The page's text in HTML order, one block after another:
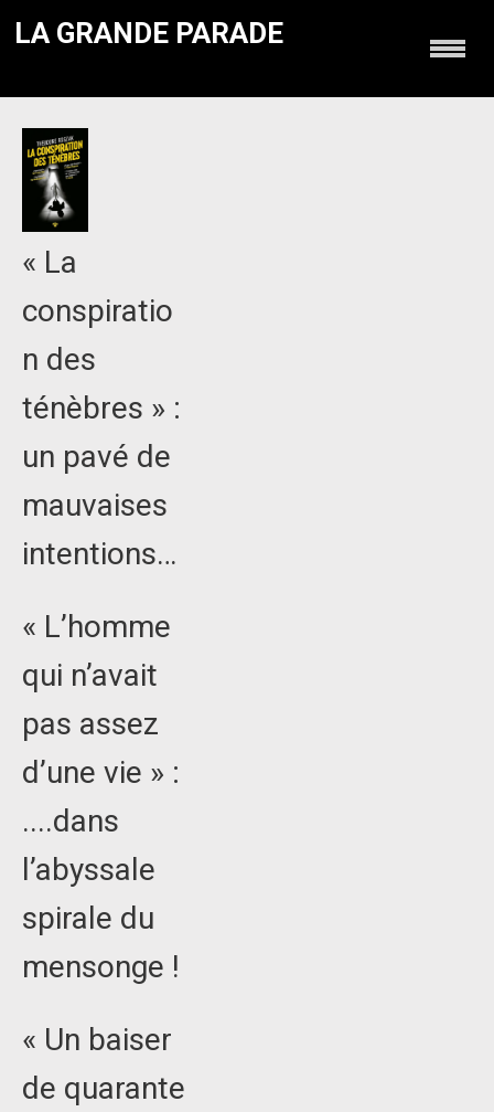
LA GRANDE PARADE
« La
conspiratio
n des
ténèbres » :
un pavé de
mauvaises
intentions…
« L’homme
qui n’avait
pas assez
d’une vie » :
....dans
l’abyssale
spirale du
mensonge !
« Un baiser
de quarante